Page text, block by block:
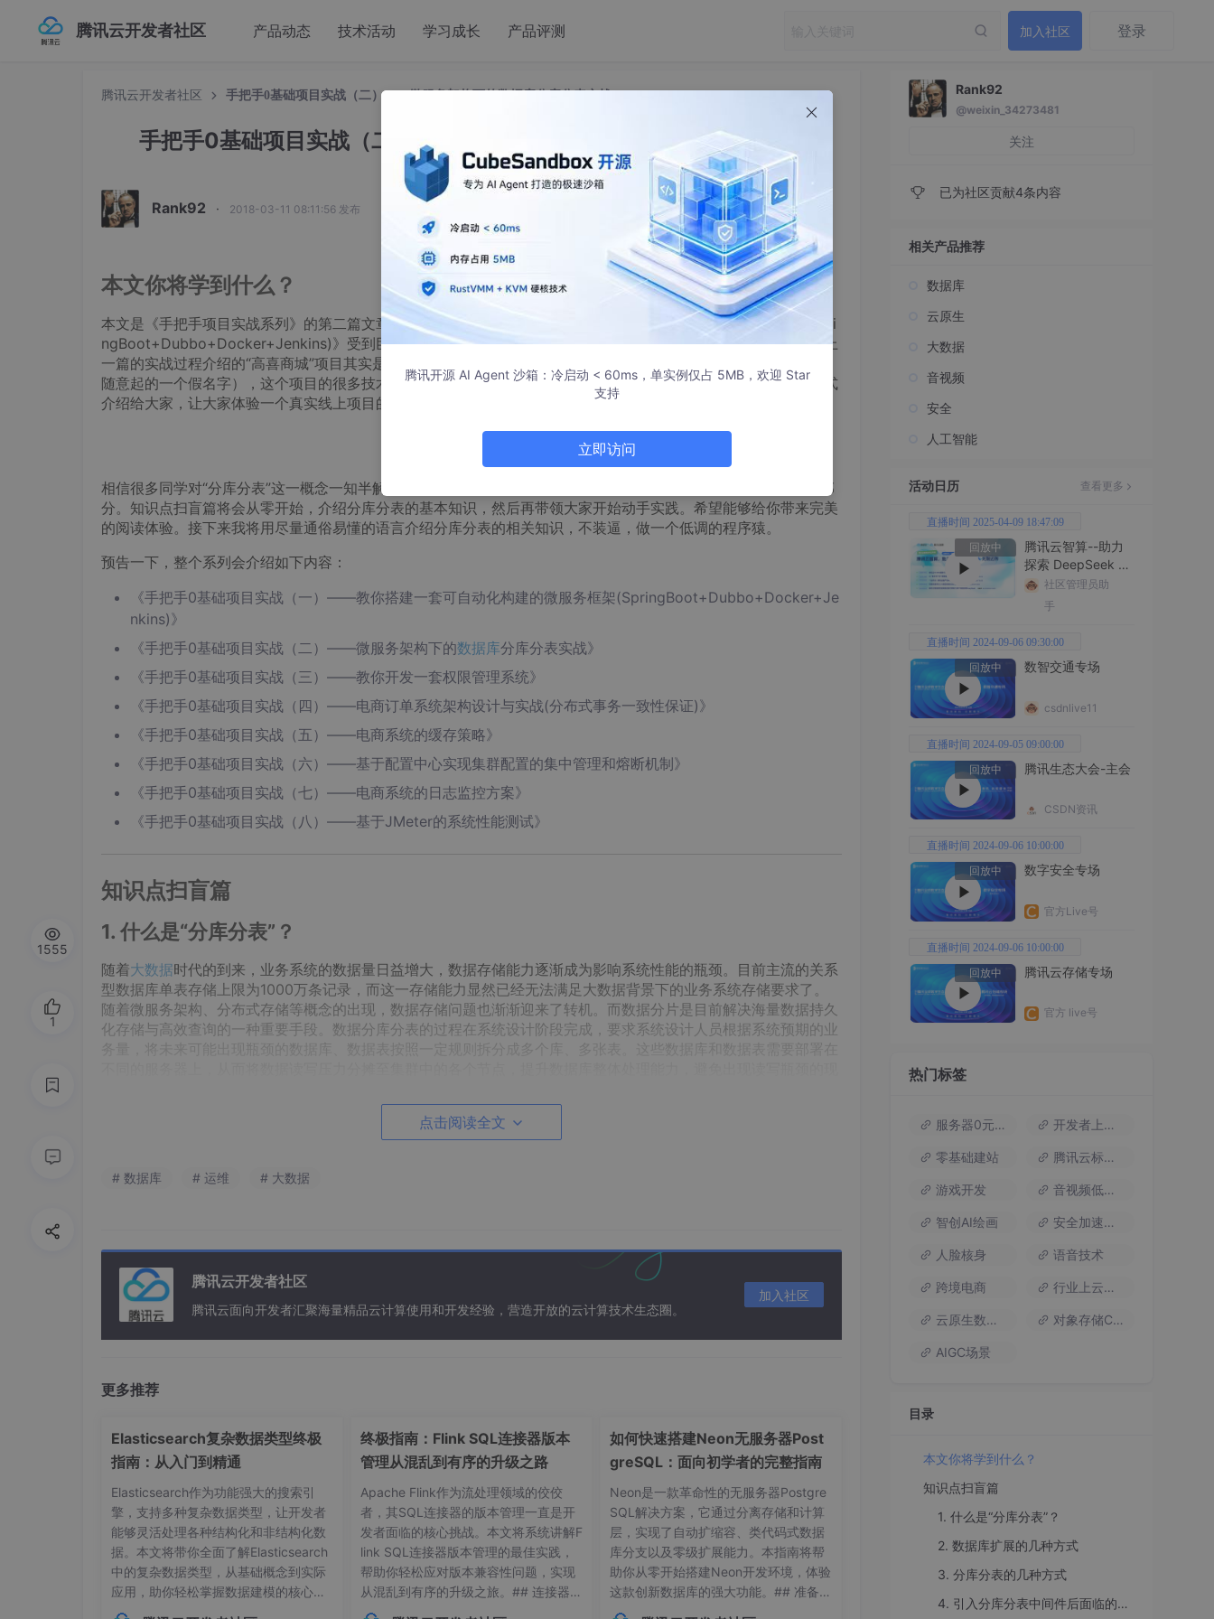
腾讯云开发者社区 产品动态 技术活动 学习成长 产品评测 加入社区 登录
腾讯云开发者社区 手把手0基础项目实战（二）——微服务架构下的数据库分库分表实战
手把手0基础项目实战（二）——微服务架构下的数据库分库分表实战
Rank92 · 2018-03-11 08:11:56 发布
本文你将学到什么？
本文是《手把手项目实战系列》的第二篇文章。上一篇《手把手0基础教你搭建一套可自动化构建的微服务框架(Spri
ngBoot+Dubbo+Docker+Jenkins)》受到巨大好评，在这里也深表感谢。应大家要求继续完成后续章节的撰写。上
一篇的实战过程介绍的“高喜商城”项目其实是一个真实项目，它是一个标准的在线商城（为了避嫌，“高喜商城”是我
随意起的一个假名字），这个项目的很多技术具有一定的普适性。因此我计划将它实现的方方面面以项目实战的形式
介绍给大家，让大家体验一个真实线上项目的开发、运维、升级过程。
相信很多同学对“分库分表”这一概念一知半解，不用着急，本文的后续章节将会分成
两部
分。知识点扫盲篇将会从零开始，介绍分库分表的基本知识，然后再带领大家开始动手实践。希望能够给你带来完美
的阅读体验。接下来我将用尽量通俗易懂的语言介绍分库分表的相关知识，不装逼，做一个低调的程序猿。
预告一下，整个系列会介绍如下内容：
《手把手0基础项目实战（一）——教你搭建一套可自动化构建的微服务框架(SpringBoot+Dubbo+Docker+Je
nkins)》
《手把手0基础项目实战（二）——微服务架构下的数据库分库分表实战》
《手把手0基础项目实战（三）——教你开发一套权限管理系统》
《手把手0基础项目实战（四）——电商订单系统架构设计与实战(分布式事务一致性保证)》
《手把手0基础项目实战（五）——电商系统的缓存策略》
《手把手0基础项目实战（六）——基于配置中心实现集群配置的集中管理和熔断机制》
《手把手0基础项目实战（七）——电商系统的日志监控方案》
《手把手0基础项目实战（八）——基于JMeter的系统性能测试》
知识点扫盲篇
1. 什么是“分库分表”？
随着大数据时代的到来，业务系统的数据量日益增大，数据存储能力逐渐成为影响系统性能的瓶颈。目前主流的关系
型数据库单表存储上限为1000万条记录，而这一存储能力显然已经无法满足大数据背景下的业务系统存储要求了。
随着微服务架构、分布式存储等概念的出现，数据存储问题也渐渐迎来了转机。而数据分片是目前解决海量数据持久
化存储与高效查询的一种重要手段。数据分库分表的过程在系统设计阶段完成，要求系统设计人员根据系统预期的业
务量，将未来可能出现瓶颈的数据库、数据表按照一定规则拆分成多个库、多张表。这些数据库和数据表需要部署在
目前数据分片的方式一共有两种：离散分片和连续分片。
片中，从而将读写压力平均分配给所有分片，整体上提升数据的读写能力。然而，离散存储要求数据之间有较强的独
新进行哈希取模运算，这无疑成为限制系统可扩展性的一个重要因素。虽然，一致性哈希能在一定程度上减少系统扩
容时的数据迁移，但数据迁移问题仍然不可避免。对于一个已经上线运行的系统而言，系统停止对外服务进行数据迁
移的代价太大。
也就是大量的读写往往都集中在最新存储的那一部分数据，这就会导致热点问题，并不能起到分摊读写压力的初衷。
2. 数据库扩展的几种方式
数据库扩展一共有四种分配方式，分别是：垂直分库、垂直分表、水平分表、水平数据分片。每一种策略都有各自的
适用场景。
垂直分库
垂直分库即是将一个完整的数据库根据业务功能拆分成多个独立的数据库，这些数据库可以运行在不同的服务
器上，从而提升数据库整体的数据读写性能。这种方式在微服务架构中非常常用。微服务架构的核心思想是将
一个完整的应用按照业务功能拆分成多个可独立运行的子系统，这些子系统称为“微服务”，各个服务之间通过R
PC接口通信，这样的结构使得系统耦合度更低、更易于扩展。垂直分库的理念与微服务的理念不谋而合，可以
点击阅读全文
# 数据库 # 运维 # 大数据
腾讯云开发者社区
腾讯云面向开发者汇聚海量精品云计算使用和开发经验，营造开放的云计算技术生态圈。
加入社区
更多推荐
Elasticsearch复杂数据类型终极
指南：从入门到精通
Elasticsearch作为功能强大的搜索引
擎，支持多种复杂数据类型，让开发者
能够灵活处理各种结构化和非结构化数
据。本文将带你全面了解Elasticsearch
中的复杂数据类型，从基础概念到实际
应用，助你轻松掌握数据建模的核心技
巧。## 内部对象：构建层级化数据结构
终极指南：Flink SQL连接器版本
管理从混乱到有序的升级之路
Apache Flink作为流处理领域的佼佼
者，其SQL连接器的版本管理一直是开
发者面临的核心挑战。本文将系统讲解F
link SQL连接器版本管理的最佳实践，
帮助你轻松应对版本兼容性问题，实现
从混乱到有序的升级之旅。## 连接器版
本管理的常见痛点 😫在Flink应用开发
如何快速搭建Neon无服务器Post
greSQL：面向初学者的完整指南
Neon是一款革命性的无服务器Postgre
SQL解决方案，它通过分离存储和计算
层，实现了自动扩缩容、类代码式数据
库分支以及零级扩展能力。本指南将帮
助你从零开始搭建Neon开发环境，体验
这款创新数据库的强大功能。## 准备工
作：环境要求与依赖项在开始搭建Neon
1555
1
Rank92
@weixin_34273481
关注
已为社区贡献4条内容
相关产品推荐
数据库
云原生
大数据
音视频
安全
人工智能
活动日历 查看更多
直播时间 2025-04-09 18:47:09
回放中
腾讯云智算--助力
探索 DeepSeek 无
限边界社区管理员助
手
直播时间 2024-09-06 09:30:00
回放中
数智交通专场
csdnlive11
直播时间 2024-09-05 09:00:00
回放中
腾讯生态大会-主会
CSDN资讯
直播时间 2024-09-06 10:00:00
回放中
数字安全专场
官方Live号
直播时间 2024-09-06 10:00:00
回放中
腾讯云存储专场
官方 live号
热门标签
服务器0元试用 开发者上云包
零基础建站 腾讯云标杆案例
游戏开发 音视频低代码
智创AI绘画 安全加速流量
人脸核身 语音技术
跨境电商 行业上云方案
云原生数据库 对象存储COS
AIGC场景
目录
本文你将学到什么？
知识点扫盲篇
1. 什么是“分库分表”？
2. 数据库扩展的几种方式
3. 分库分表的几种方式
4. 引入分库分表中间件后面临的问题
腾讯开源 AI Agent 沙箱：冷启动 < 60ms，单实例仅占 5MB，欢迎 Star
支持
立即访问